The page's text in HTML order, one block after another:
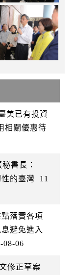
美已有投資
相關優惠待
書長：
的臺灣
11
落實各項
避免進入
08-06
修正草案